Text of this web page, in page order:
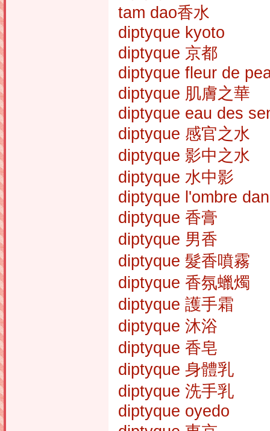
tam dao香水
diptyque kyoto
diptyque 京都
diptyque fleur de
diptyque 肌膚之華
diptyque eau des
diptyque 感官之水
diptyque 影中之水
diptyque 水中影
diptyque l'ombre
diptyque 香膏
diptyque 男香
diptyque 髮香噴霧
diptyque 香氛蠟燭
diptyque 護手霜
diptyque 沐浴
diptyque 香皂
diptyque 身體乳
diptyque 洗手乳
diptyque oyedo